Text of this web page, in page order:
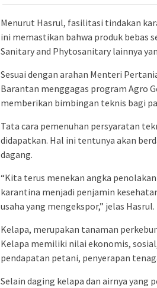
Menurut Hasrul, fasilitasi tindakan
ini memastikan bahwa produk bebas
Sanitary and Phytosanitary lainnya
Sesuai dengan arahan Menteri
Barantan menggagas program Agro
memberikan bimbingan teknis bagi
Tata cara pemenuhan persyaratan
didapatkan. Hal ini tentunya akan
dagang.
“Kita terus menekan angka
karantina menjadi penjamin
usaha yang mengekspor,” jelas Hasrul.
Kelapa, merupakan tanaman
Kelapa memiliki nilai ekonomis,
pendapatan petani, penyerapan
Selain daging kelapa dan airnya yang